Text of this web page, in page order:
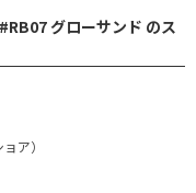
グローサンド のス
ア）